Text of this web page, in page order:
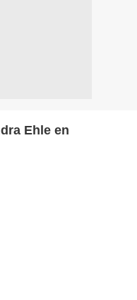
Ehle en